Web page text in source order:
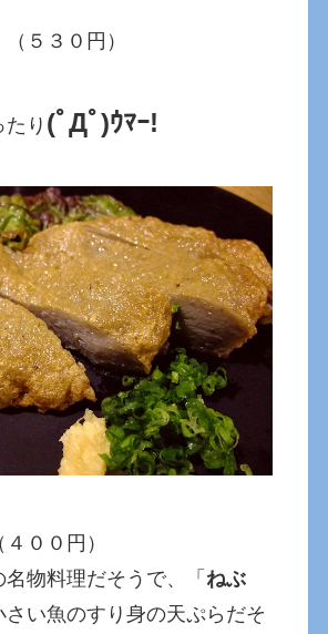
（５３０円）
り (ﾟДﾟ)ｳﾏｰ!
４００円）
物料理だそうで、「 ねぶ
さい魚のすり身の天ぷらだそ